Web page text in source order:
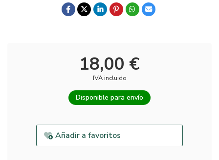
18,00 €
IVA incluido
Disponible para envío
Añadir a favoritos